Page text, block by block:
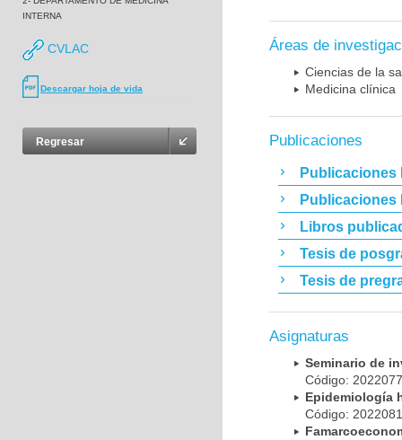
INTERNA
CVLAC
Descargar hoja de vida
Regresar
Áreas de
Ciencias de la
Medicina clínica
Publicaciones
Publicaciones
Publicaciones
Libros
Tesis de
Tesis de
Asignaturas
Seminario de
Código:
Epidemiología
Código: